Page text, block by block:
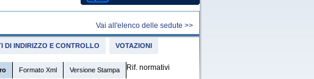
Vai all'elenco delle sedute >>
DI INDIRIZZO E CONTROLLO VOTAZIONI
Formato Xml Versione Stampa Rif. normativi